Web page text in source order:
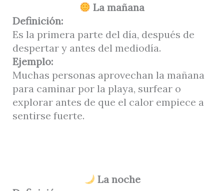
La mañana
Definición:
Es la primera parte del día, después de
despertar y antes del mediodía.
Ejemplo:
Muchas personas aprovechan la mañana
para caminar por la playa, surfear o
explorar antes de que el calor empiece a
sentirse fuerte.
La noche